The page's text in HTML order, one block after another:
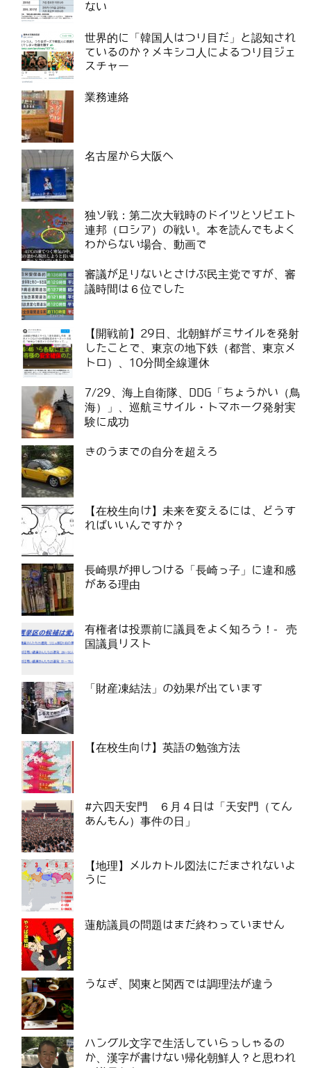
ない
世界的に「韓国人はつり目だ」と認知され
ているのか？メキシコ人によるつり目ジェ
スチャー
業務連絡
名古屋から大阪へ
独ソ戦：第二次大戦時のドイツとソビエト
連邦（ロシア）の戦い。本を読んでもよく
わからない場合、動画で
審議が足りないとさけぶ民主党ですが、審
議時間は６位でした
【開戦前】29日、北朝鮮がミサイルを発射
したことで、東京の地下鉄（都営、東京メ
トロ）、10分間全線運休
7/29、海上自衛隊、DDG「ちょうかい（鳥
海）」、巡航ミサイル・トマホーク発射実
験に成功
きのうまでの自分を超えろ
【在校生向け】未来を変えるには、どうす
ればいいんですか？
長崎県が押しつける「長崎っ子」に違和感
がある理由
有権者は投票前に議員をよく知ろう！- 売
国議員リスト
「財産凍結法」の効果が出ています
【在校生向け】英語の勉強方法
#六四天安門 ６月４日は「天安門（てん
あんもん）事件の日」
【地理】メルカトル図法にだまされないよ
うに
蓮舫議員の問題はまだ終わっていません
うなぎ、関東と関西では調理法が違う
ハングル文字で生活していらっしゃるの
か、漢字が書けない帰化朝鮮人？と思われ